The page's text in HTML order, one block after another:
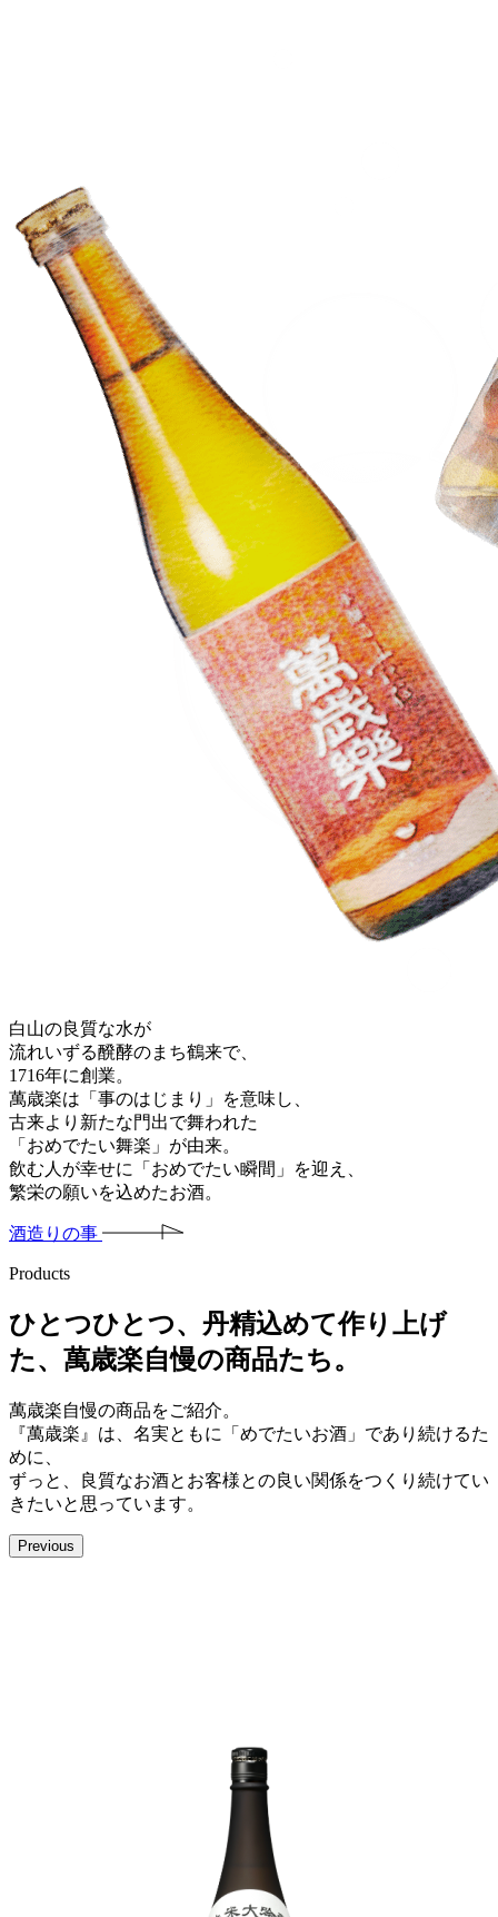
白山の良質な水が
流れいずる醗酵のまち鶴来で、
1 716年に創業。
萬歳楽は「事のはじまり」を意味し、
古来より新たな門出で舞われた
「おめでたい舞楽」が由来。
飲む人が幸せに「おめでたい瞬間」を迎え、
繁栄の願いを込めたお酒。
酒造りの事
Products
ひとつひとつ、丹精込めて作り上げ
た、萬歳楽自慢の商品たち。
萬歳楽自慢の商品をご紹介。
『萬歳楽』は、名実ともに「めでたいお酒」であり続けるた
めに、
ずっと、良質なお酒とお客様との良い関係をつくり続けてい
きたいと思っています。
Previous